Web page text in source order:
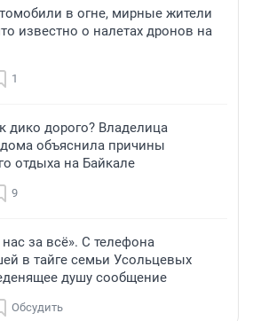
в огне, мирные жители
известно о налетах дронов на
1
дико дорого? Владелица
дома объяснила причины
отдыха на Байкале
9
нас за всё». С телефона
в тайге семьи Усольцевых
душу сообщение
Обсудить